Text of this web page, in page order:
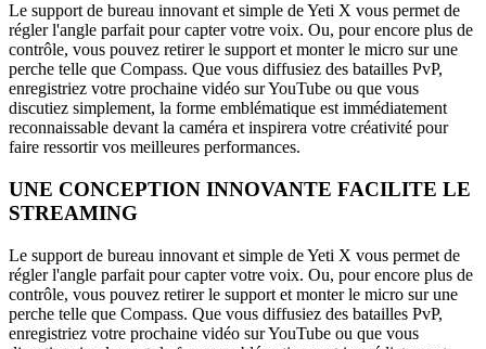
Le support de bureau innovant et simple de Yeti X vous permet de
régler l'angle parfait pour capter votre voix. Ou, pour encore plus de
contrôle, vous pouvez retirer le support et monter le micro sur une
perche telle que Compass. Que vous diffusiez des batailles PvP,
enregistriez votre prochaine vidéo sur YouTube ou que vous
discutiez simplement, la forme emblématique est immédiatement
reconnaissable devant la caméra et inspirera votre créativité pour
faire ressortir vos meilleures performances.
UNE CONCEPTION INNOVANTE FACILITE LE
STREAMING
Le support de bureau innovant et simple de Yeti X vous permet de
régler l'angle parfait pour capter votre voix. Ou, pour encore plus de
contrôle, vous pouvez retirer le support et monter le micro sur une
perche telle que Compass. Que vous diffusiez des batailles PvP,
enregistriez votre prochaine vidéo sur YouTube ou que vous